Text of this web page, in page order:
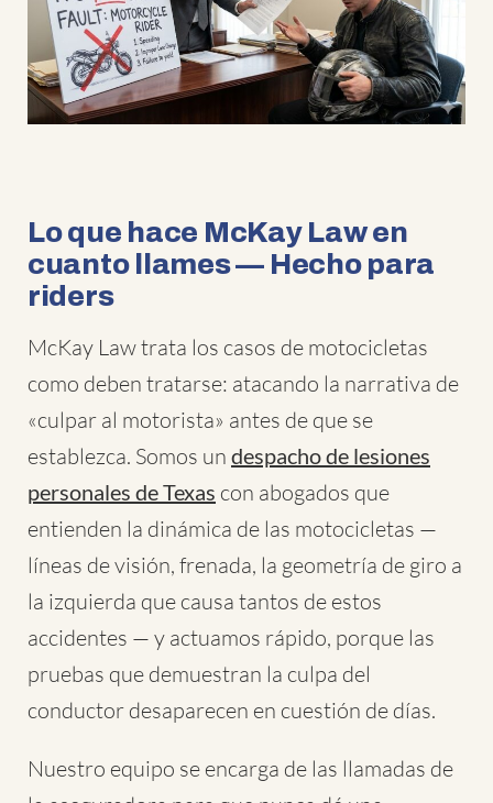
Lo que hace McKay Law en
cuanto llames — Hecho para
riders
McKay Law trata los casos de motocicletas
como deben tratarse: atacando la narrativa de
«culpar al motorista» antes de que se
establezca. Somos un despacho de lesiones
personales de Texas con abogados que
entienden la dinámica de las motocicletas —
líneas de visión, frenada, la geometría de giro a
la izquierda que causa tantos de estos
accidentes — y actuamos rápido, porque las
pruebas que demuestran la culpa del
conductor desaparecen en cuestión de días.
Nuestro equipo se encarga de las llamadas de